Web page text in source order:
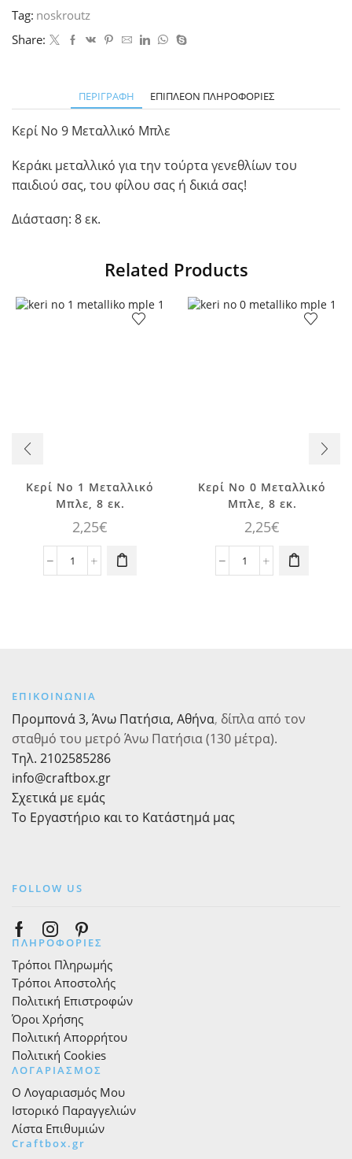
Tag: noskroutz
Share:
ΠΕΡΙΓΡΑΦΉ ΕΠΙΠΛΈΟΝ ΠΛΗΡΟΦΟΡΊΕΣ
Κερί Νο 9 Μεταλλικό Μπλε
Κεράκι μεταλλικό για την τούρτα γενεθλίων του
παιδιού σας, του φίλου σας ή δικιά σας!
Διάσταση: 8 εκ.
Related Products
Κερί Νο 1 Μεταλλικό
Μπλε, 8 εκ.
2,25€
Κερί
Κερί Νο 0 Μεταλλικό
Μπλε, 8 εκ.
2,25€
Κερί
ΕΠΙΚΟΙΝΩΝΙΑ
Προμπονά 3, Άνω Πατήσια, Αθήνα, δίπλα από τον
σταθμό του μετρό Άνω Πατήσια (130 μέτρα).
Τηλ. 2102585286
info@craftbox.gr
Σχετικά με εμάς
Το Εργαστήριο και το Κατάστημά μας
FOLLOW US
Facebook
Instagram
Pinterest
ΠΛΗΡΟΦΟΡΙΕΣ
Τρόποι Πληρωμής
Τρόποι Αποστολής
Πολιτική Επιστροφών
Όροι Χρήσης
Πολιτική Απορρήτου
Πολιτική Cookies
ΛΟΓΑΡΙΑΣΜΟΣ
Ο Λογαριασμός Μου
Ιστορικό Παραγγελιών
Λίστα Επιθυμιών
Craftbox.gr